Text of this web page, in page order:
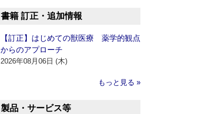
書籍 訂正・追加情報
【訂正】はじめての獣医療 薬学的観点
からのアプローチ
2026年08月06日 (木)
もっと見る »
製品・サービス等